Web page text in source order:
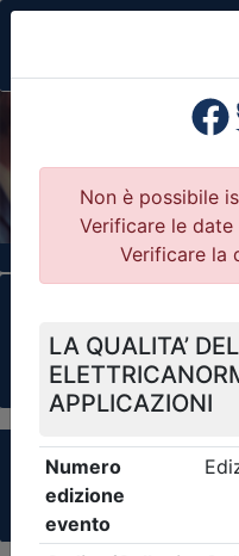
Previous
Il portale della
Collegi
Clicca qui -